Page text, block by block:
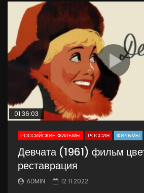
01:36:03
РОССИЙСКИЕ ФИЛЬМЫ РОССИЯ ФИЛЬМЫ
Девчата (1961) фильм
реставрация
ADMIN 12.11.2022